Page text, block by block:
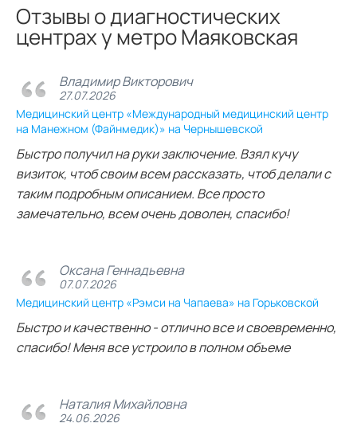
Отзывы о диагностических
центрах у метро Маяковская
Владимир Викторович
27.07.2026
Медицинский центр «Международный медицинский центр
на Манежном (Файнмедик)» на Чернышевской
Быстро получил на руки заключение. Взял кучу
визиток, чтоб своим всем рассказать, чтоб делали с
таким подробным описанием. Все просто
замечательно, всем очень доволен, спасибо!
Оксана Геннадьевна
07.07.2026
Медицинский центр «Рэмси на Чапаева» на Горьковской
Быстро и качественно - отлично все и своевременно,
спасибо! Меня все устроило в полном объеме
Наталия Михайловна
24.06.2026